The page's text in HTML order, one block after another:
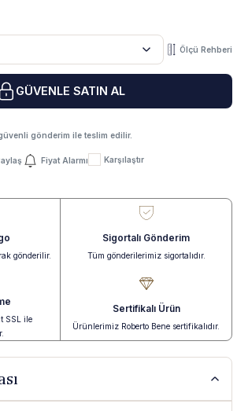
Ölçü Rehberi
GÜVENLE SATIN AL
gönderim ile teslim edilir.
Fiyat Alarmı Karşılaştır
gönderilir.
Sigortalı Gönderim
Tüm gönderilerimiz sigortalıdır.
SSL ile
Sertifikalı Ürün
Ürünlerimiz Roberto Bene sertifikalıdır.